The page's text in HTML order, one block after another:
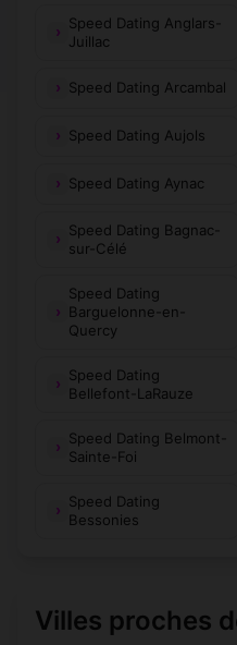
Speed Dating Anglars-
Juillac
Speed Dating Arcambal
Speed Dating Aujols
Speed Dating Aynac
Speed Dating Bagnac-
sur-Célé
Speed Dating
Barguelonne-en-
Quercy
Speed Dating
Bellefont-LaRauze
Speed Dating Belmont-
Sainte-Foi
Speed Dating
Bessonies
Villes proches